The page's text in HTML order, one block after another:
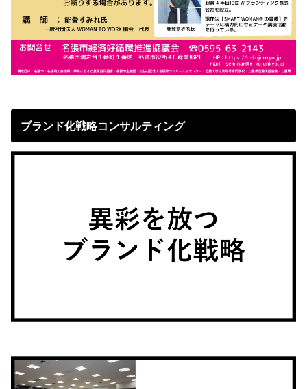
ブランド化戦略コンサルティング